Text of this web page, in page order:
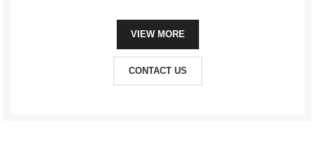
VIEW MORE
CONTACT US